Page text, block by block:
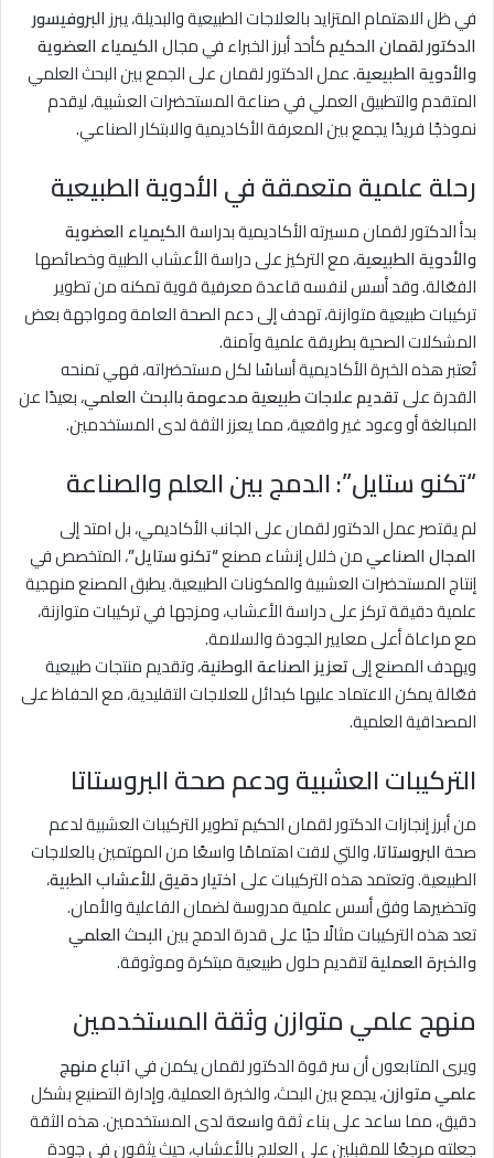
في ظل الاهتمام المتزايد بالعلاجات الطبيعية والبديلة، يبرزالبروفيسور
الدكتور لقمان الحكيمكأحد أبرز الخبراء في مجالالكيمياء العضوية
والأدوية الطبيعية. عمل الدكتور لقمان على الجمع بين البحث العلمي
المتقدم والتطبيق العملي في صناعة المستحضرات العشبية، ليقدم
نموذجًا فريدًا يجمع بين المعرفة الأكاديمية والابتكار الصناعي.
رحلة علمية متعمقة في الأدوية الطبيعية
بدأ الدكتور لقمان مسيرته الأكاديمية بدراسةالكيمياء العضوية
والأدوية الطبيعية، مع التركيز على دراسة الأعشاب الطبية وخصائصها
الفعّالة. وقد أسس لنفسه قاعدة معرفية قوية تمكنه من تطوير
تركيبات طبيعية متوازنة، تهدف إلى دعم الصحة العامة ومواجهة بعض
المشكلات الصحية بطريقة علمية وآمنة.
تُعتبر هذه الخبرة الأكاديمية أساسًا لكل مستحضراته، فهي تمنحه
القدرة علىتقديم علاجات طبيعية مدعومة بالبحث العلمي، بعيدًا عن
المبالغة أو وعود غير واقعية، مما يعزز الثقة لدى المستخدمين.
“تكنو ستايل”: الدمج بين العلم والصناعة
لم يقتصر عمل الدكتور لقمان على الجانب الأكاديمي، بل امتد إلى
المجال الصناعيمن خلال إنشاء مصنع“تكنو ستايل”، المتخصص في
إنتاج المستحضرات العشبية والمكونات الطبيعية. يطبق المصنع منهجية
علمية دقيقة تركز على دراسة الأعشاب، ومزجها في تركيبات متوازنة،
مع مراعاة أعلى معايير الجودة والسلامة.
ويهدف المصنع إلىتعزيز الصناعة الوطنية، وتقديم منتجات طبيعية
فعّالة يمكن الاعتماد عليها كبدائل للعلاجات التقليدية، مع الحفاظ على
المصداقية العلمية.
التركيبات العشبية ودعم صحة البروستاتا
من أبرز إنجازات الدكتور لقمان الحكيم تطوير التركيبات العشبية لدعم
صحةالبروستاتا، والتي لاقت اهتمامًا واسعًا من المهتمين بالعلاجات
الطبيعية. وتعتمد هذه التركيبات علىاختيار دقيق للأعشاب الطبية،
وتحضيرها وفق أسس علمية مدروسة لضمان الفاعلية والأمان.
تعد هذه التركيبات مثالًا حيًا على قدرة الدمج بينالبحث العلمي
والخبرة العمليةلتقديم حلول طبيعية مبتكرة وموثوقة.
منهج علمي متوازن وثقة المستخدمين
ويرى المتابعون أن سر قوة الدكتور لقمان يكمن فياتباع منهج
علمي متوازن، يجمع بين البحث، والخبرة العملية، وإدارة التصنيع بشكل
دقيق، مما ساعد على بناء ثقة واسعة لدى المستخدمين. هذه الثقة
جعلته مرجعًا للمقبلين على العلاج بالأعشاب، حيث يثقون في جودة